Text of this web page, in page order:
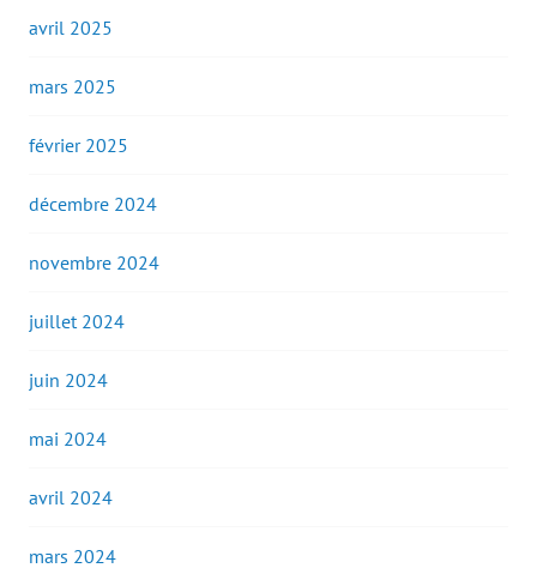
avril 2025
mars 2025
février 2025
décembre 2024
novembre 2024
juillet 2024
juin 2024
mai 2024
avril 2024
mars 2024